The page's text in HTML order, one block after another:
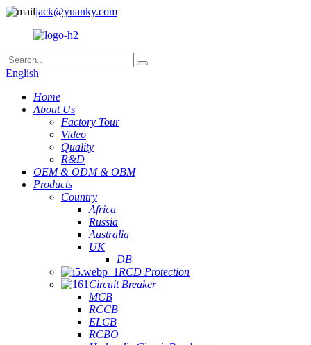
jack@yuanky.com
English
Home
About Us
Factory Tour
Video
Quality
R&D
OEM & ODM & OBM
Products
Country
Africa
Russia
Australia
UK
DB
RCD Protection
Circuit Breaker
MCB
RCCB
ELCB
RCBO